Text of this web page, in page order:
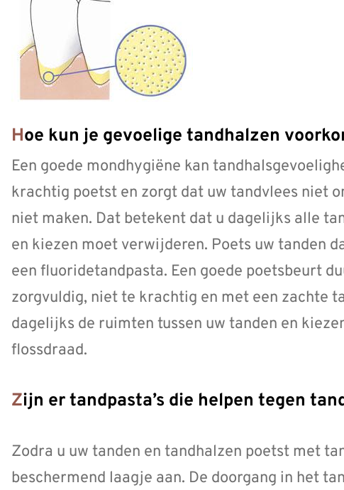
Hoe kun je gevoelige tandhalzen
Een goede mondhygiëne kan
krachtig poetst en zorgt dat uw tandvlees niet
niet maken. Dat betekent dat u dagelijks alle
en kiezen moet verwijderen. Poets uw tanden
een fluoridetandpasta. Een goede poetsbeurt
zorgvuldig, niet te krachtig en met een zachte
dagelijks de ruimten tussen uw tanden en
flossdraad.
Zijn er tandpasta’s die helpen tegen
Zodra u uw tanden en tandhalzen poetst met
beschermend laagje aan. De doorgang in het